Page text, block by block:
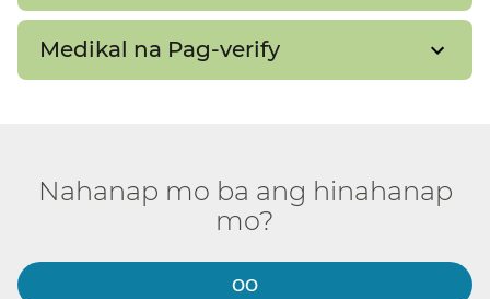
Medikal na Pag-verify​​
Nahanap mo ba ang hinahanap
mo?​​
OO​​